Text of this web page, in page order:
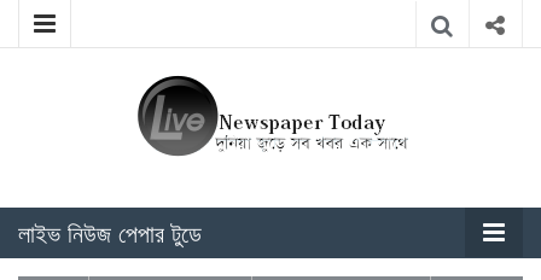
লাইভ নিউজ পেপার টুডে